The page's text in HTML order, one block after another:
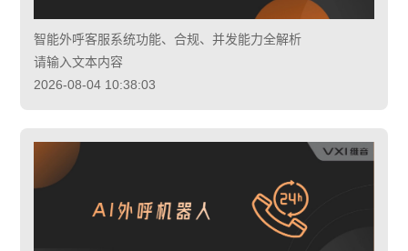
智能外呼客服系统功能、合规、并发能力全解析
请输入文本内容
2026-08-04 10:38:03